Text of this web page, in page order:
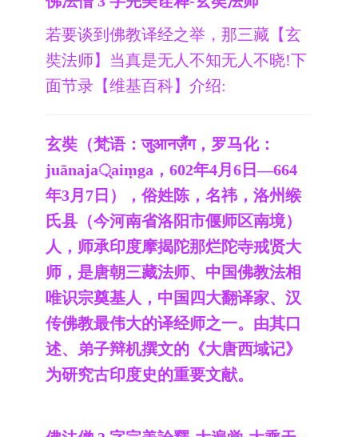
若要谈到佛教译经之举，那三藏【玄
奘法师】当真是无人不知无人不晓!下
面节录【维基百科】介绍:
玄奘（梵语：जुआनज़ैंग，罗马化：
juānaja़्aiṃga，602年4月6日—664
年3月7日），俗姓陈，名祎，洛州缑
氏县（今河南省洛阳市偃师区南境）
人，师承印度摩揭陀那烂陀寺戒贤大
师，是唐朝三藏法师、中国佛教法相
唯识宗奠基人，中国四大翻译家、汉
传佛教最伟大的译经师之一。由其口
述、弟子辩机撰文的《大唐西域记》
为研究古印度史的重要文献。